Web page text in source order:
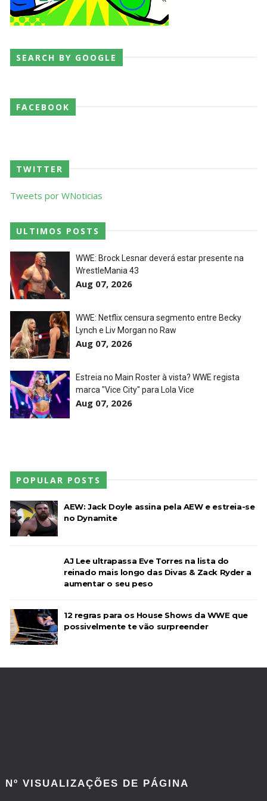
SEARCH BY GOOGLE
FACEBOOK
TWITTER
Tweets por WNoticias
ULTIMOS POSTS
WWE: Brock Lesnar deverá estar presente na
WrestleMania 43
Aug 07, 2026
WWE: Netflix censura segmento entre Becky
Lynch e Liv Morgan no Raw
Aug 07, 2026
Estreia no Main Roster à vista? WWE regista
marca "Vice City" para Lola Vice
Aug 07, 2026
POPULAR POSTS
AEW: Jack Doyle assina pela AEW e estreia-se
no Dynamite
AJ Lee ultrapassa Eve Torres na lista do
reinado mais longo das Divas & Zack Ryder a
aumentar o seu peso
12 regras para os House Shows da WWE que
possivelmente te vão surpreender
Nº VISUALIZAÇÕES DE PÁGINA